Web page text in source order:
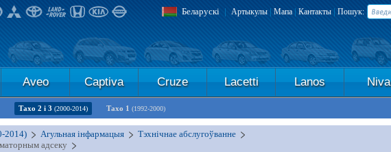
Беларускі | Артыкулы | Мапа | Кантакты | Пошук:
Aveo Captiva Cruze Lacetti Lanos Niva
Тахо 2 і 3 (2000-2014) Тахо 1 (1992-2000)
2014) Агульная інфармацыя
Тэхнічнае абслугоўванне
адсеку